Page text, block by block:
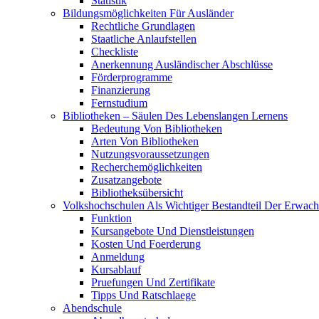
Bildungsmöglichkeiten Für Ausländer
Rechtliche Grundlagen
Staatliche Anlaufstellen
Checkliste
Anerkennung Ausländischer Abschlüsse
Förderprogramme
Finanzierung
Fernstudium
Bibliotheken – Säulen Des Lebenslangen Lernens
Bedeutung Von Bibliotheken
Arten Von Bibliotheken
Nutzungsvoraussetzungen
Recherchemöglichkeiten
Zusatzangebote
Bibliotheksübersicht
Volkshochschulen Als Wichtiger Bestandteil Der
Funktion
Kursangebote Und Dienstleistungen
Kosten Und Foerderung
Anmeldung
Kursablauf
Pruefungen Und Zertifikate
Tipps Und Ratschlaege
Abendschule